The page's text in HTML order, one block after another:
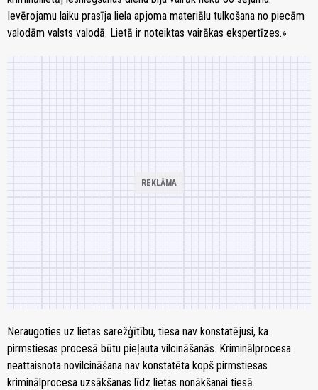
Ievērojamu laiku prasīja liela apjoma materiālu tulkošana no piecām
valodām valsts valodā. Lietā ir noteiktas vairākas ekspertīzes.»
Neraugoties uz lietas sarežģītību, tiesa nav konstatējusi, ka
pirmstiesas procesā būtu pieļauta vilcināšanās. Kriminālprocesa
neattaisnota novilcināšana nav konstatēta kopš pirmstiesas
kriminālprocesa uzsākšanas līdz lietas nonākšanai tiesā.